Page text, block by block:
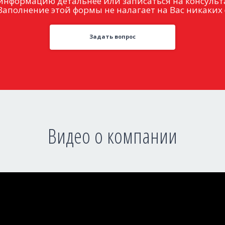
этой формы не налагает на Вас никаких
Задать вопрос
Видео о компании